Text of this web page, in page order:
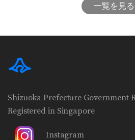
一覧を見る
Shizuoka Prefecture Government
Registered in Singapore
Instagram